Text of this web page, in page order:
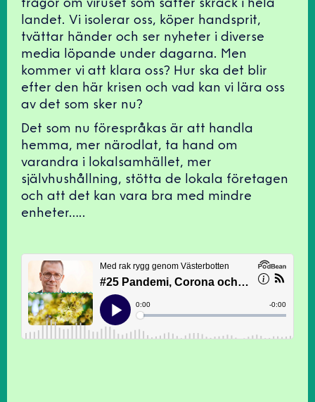
frågor om viruset som sätter skräck i hela
landet. Vi isolerar oss, köper handsprit,
tvättar händer och ser nyheter i diverse
media löpande under dagarna. Men
kommer vi att klara oss? Hur ska det blir
efter den här krisen och vad kan vi lära oss
av det som sker nu?
Det som nu förespråkas är att handla
hemma, mer närodlat, ta hand om
varandra i lokalsamhället, mer
självhushållning, stötta de lokala företagen
och att det kan vara bra med mindre
enheter…..